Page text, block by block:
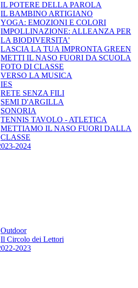
IL POTERE DELLA PAROLA
IL BAMBINO ARTIGIANO
YOGA: EMOZIONI E COLORI
IMPOLLINAZIONE: ALLEANZA PER
LA BIODIVERSITA'
LASCIA LA TUA IMPRONTA GREEN
METTI IL NASO FUORI DA SCUOLA
FOTO DI CLASSE
VERSO LA MUSICA
IES
RETE SENZA FILI
SEMI D'ARGILLA
SONORIA
TENNIS TAVOLO - ATLETICA
METTIAMO IL NASO FUORI DALLA
CLASSE
2024
Outdoor
Il Circolo dei Lettori
2023